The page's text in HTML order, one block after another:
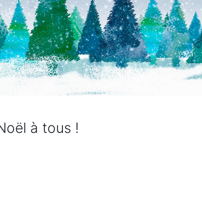
à tous !